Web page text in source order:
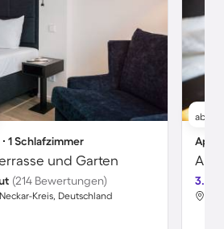
1 Schlafzimmer
und Garten
(214 Bewertungen)
Kreis, Deutschland
ab
3.5